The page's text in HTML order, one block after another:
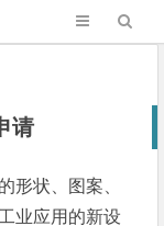
请
形状、图案、
业应用的新设